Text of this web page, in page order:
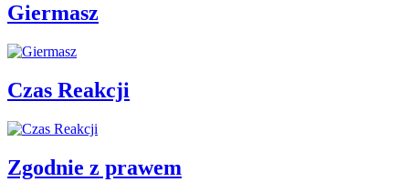
Giermasz
Czas Reakcji
Zgodnie z prawem